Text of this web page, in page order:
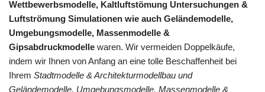
Wettbewerbsmodelle, Kaltluftstömung Untersuchungen &
Luftströmung Simulationen wie auch Geländemodelle,
Umgebungsmodelle, Massenmodelle &
Gipsabdruckmodelle waren. Wir vermeiden Doppelkäufe,
indem wir Ihnen von Anfang an eine tolle Beschaffenheit bei
Ihrem Stadtmodelle & Architekturmodellbau und
Geländemodelle, Umgebungsmodelle, Massenmodelle &